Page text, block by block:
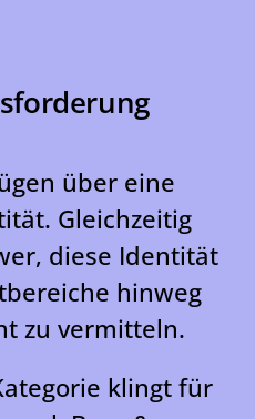
über eine
Gleichzeitig
diese Identität
hinweg
zu vermitteln.
klingt für